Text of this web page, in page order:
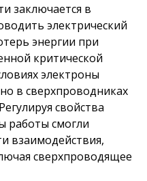
заключается в
электрический
энергии при
критической
электроны
в сверхпроводниках
свойства
работы смогли
взаимодействия,
сверхпроводящее